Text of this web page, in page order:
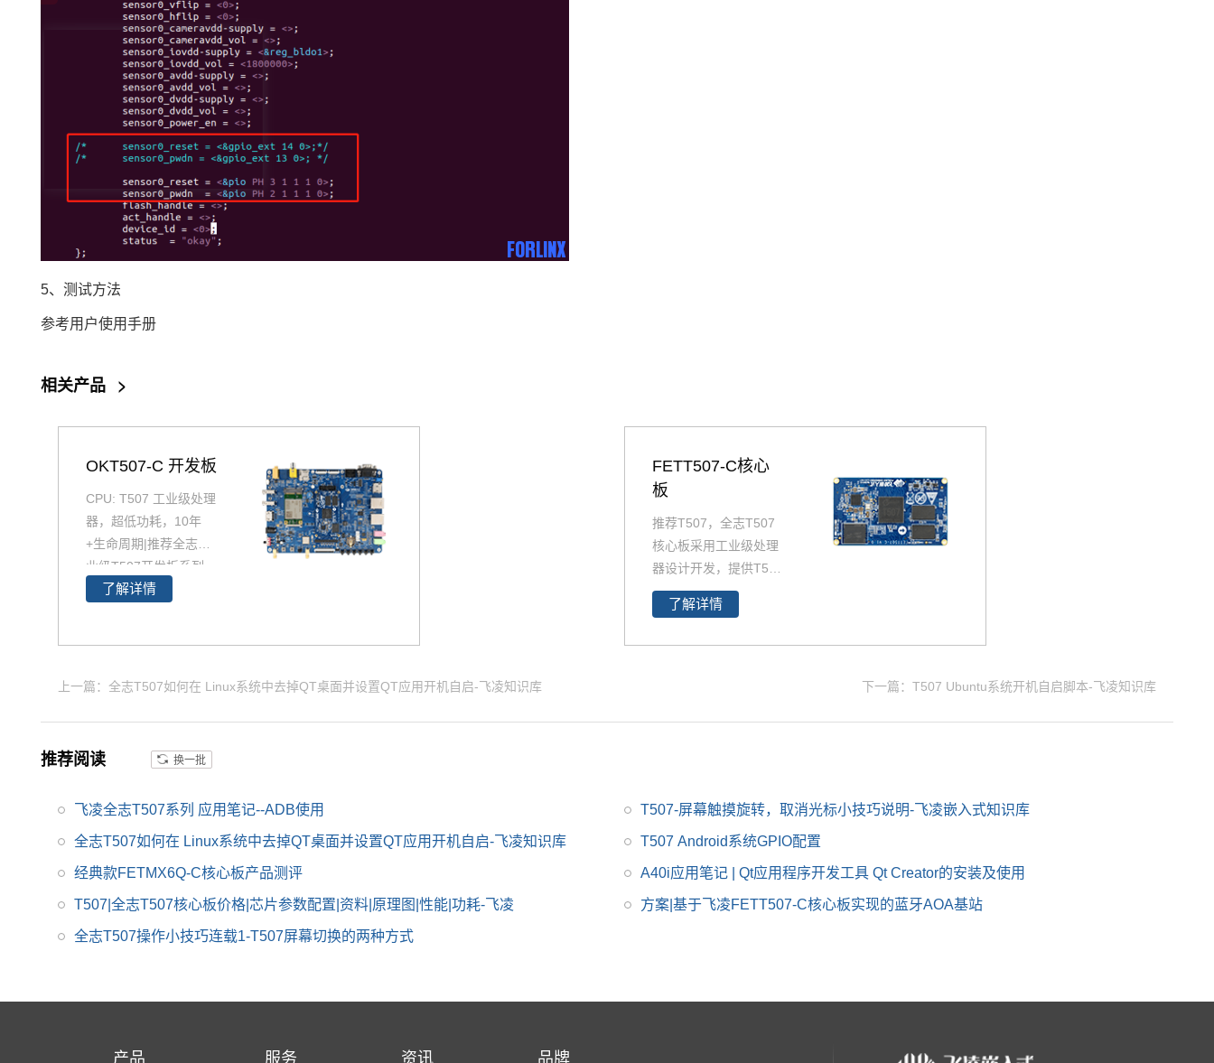
5、测试方法
参考用户使用手册
相关产品 >
OKT507-C 开发板
CPU: T507 工业级处理
器，超低功耗，10年
+生命周期|推荐全志工
业级T507开发板系列，
飞凌OKT507-C开发板
构，工业级宽温，性能
性价比的工业级产品，
提供丰富的开发设计资
料，提供产品规格书，
T507适用于车载电子、
电力、医疗、工业控
等领域。
了解详情
FETT507-C核心
板
推荐T507，全志T507
核心板采用工业级处理
器设计开发，提供T507
规格书，T507各类设计
资料。FETT507-C核心
U，内存2GB DDR3L，
频及图片格式解码，具
有稳定可靠的工业级产
富的用户接口等优势，
搭载Linux、Android、
了解详情
上一篇：全志T507如何在 Linux系统中去掉QT桌面并设置QT应用开机自启-飞凌知识库 下一篇：T507 Ubuntu系统开机自启脚本-飞凌知识库
推荐阅读 换一批
飞凌全志T507系列 应用笔记--ADB使用 T507-屏幕触摸旋转，取消光标小技巧说明-飞凌嵌入式知识库
全志T507如何在 Linux系统中去掉QT桌面并设置QT应用开机自启-飞凌知识库 T507 Android系统GPIO配置
经典款FETMX6Q-C核心板产品测评 A40i应用笔记 | Qt应用程序开发工具 Qt Creator的安装及使用
T507|全志T507核心板价格|芯片参数配置|资料|原理图|性能|功耗-飞凌 方案|基于飞凌FETT507-C核心板实现的蓝牙AOA基站
全志T507操作小技巧连载1-T507屏幕切换的两种方式
产品 服务 资讯 品牌